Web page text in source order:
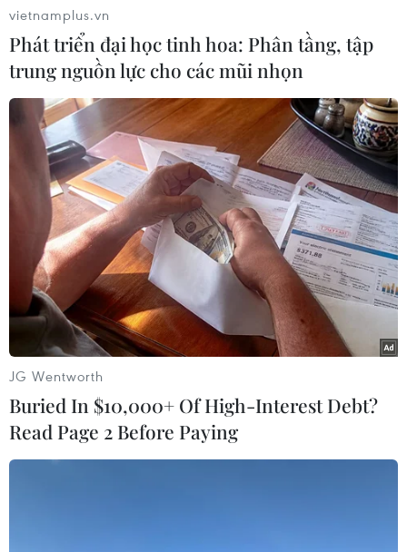
Việt Nam và Hàn Quốc hợp tác trong lĩnh
vực lao động và việc làm
29/08/2019 07:38
Bản ghi nhớ trong lĩnh vực lao động và việc làm sẽ tạo
cơ sở hợp tác giữa hai bên trong lĩnh vực phát triển
nguồn nhân lực, lao động và thị trường lao động, an
toàn vệ sinh lao động...
vietnamplus.vn
Phát triển đại học tinh hoa: Phân tầng, tập
trung nguồn lực cho các mũi nhọn
JG Wentworth
Buried In $10,000+ Of High-Interest Debt?
Read Page 2 Before Paying